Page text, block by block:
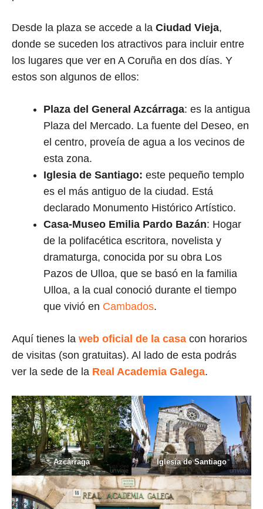
Desde la plaza se accede a la Ciudad Vieja,
donde se suceden los atractivos para incluir entre
los lugares que ver en A Coruña en dos días. Y
estos son algunos de ellos:
Plaza del General Azcárraga: es la antigua
Plaza del Mercado. La fuente del Deseo, en
el centro, proveía de agua a los vecinos de
esta zona.
Iglesia de Santiago: este pequeño templo
es el más antiguo de la ciudad. Está
declarado Monumento Histórico Artístico.
Casa-Museo Emilia Pardo Bazán: Hogar
de la polifacética escritora, novelista y
dramaturga, conocida por su obra Los
Pazos de Ulloa, que se basó en la familia
Ulloa, a la cual conoció durante el tiempo
que vivió en Cambados.
Aquí tienes la web oficial de la casa con horarios
de visitas (son gratuitas). Al lado de esta podrás
ver la sede de la Real Academia Galega.
Azcárraga Iglesia de Santiago